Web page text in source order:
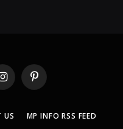
InstagramPinterest
US MP INFO RSS FEED